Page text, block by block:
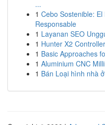
...
1 Cebo Sostenible:
Responsable
1 Layanan SEO
1 Hunter X2
1 Basic Approaches
1 Aluminium CNC
1 Bán Loại hình nhà